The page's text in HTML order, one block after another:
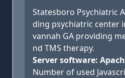
Statesboro Psychiatric
ding psychiatric center
vannah GA providing
nd TMS therapy.
Server software:
Number of used